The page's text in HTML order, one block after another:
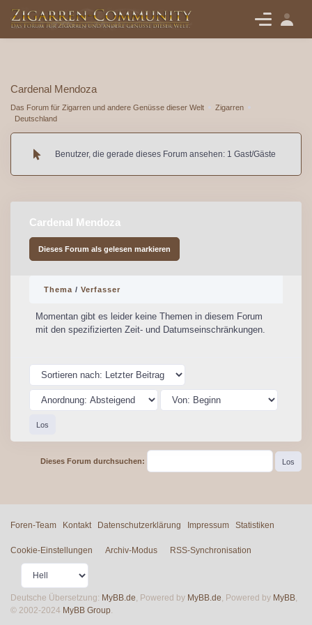
Cardenal Mendoza
Das Forum für Zigarren und andere Genüsse dieser Welt
Zigarren
Deutschland
Benutzer, die gerade dieses Forum ansehen: 1 Gast/Gäste
Cardenal Mendoza
Dieses Forum als gelesen markieren
Thema / Verfasser
Momentan gibt es leider keine Themen in diesem Forum
mit den spezifizierten Zeit- und Datumseinschränkungen.
Dieses Forum durchsuchen:
Foren-Team Kontakt Datenschutzerklärung Impressum Statistiken
Cookie-Einstellungen Archiv-Modus RSS-Synchronisation
Deutsche Übersetzung: MyBB.de, Powered by MyBB.de, Powered by MyBB,
© 2002-2024 MyBB Group.